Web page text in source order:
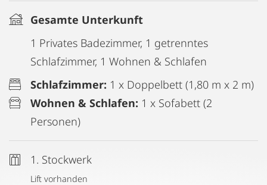
Gesamte Unterkunft
1 Privates Badezimmer, 1 getrenntes
Schlafzimmer, 1 Wohnen & Schlafen
Schlafzimmer: 1 x Doppelbett (1,80 m x 2 m)
Wohnen & Schlafen: 1 x Sofabett (2
Personen)
1. Stockwerk
Lift vorhanden